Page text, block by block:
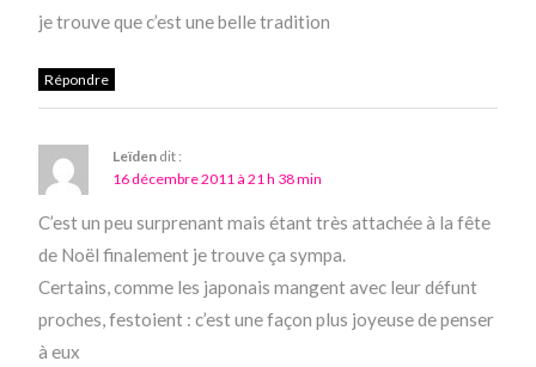
je trouve que c’est une belle tradition
Répondre
Leïden dit :
16 décembre 2011 à 21 h 38 min
C’est un peu surprenant mais étant très attachée à la fête
de Noël finalement je trouve ça sympa.
Certains, comme les japonais mangent avec leur défunt
proches, festoient : c’est une façon plus joyeuse de penser
à eux